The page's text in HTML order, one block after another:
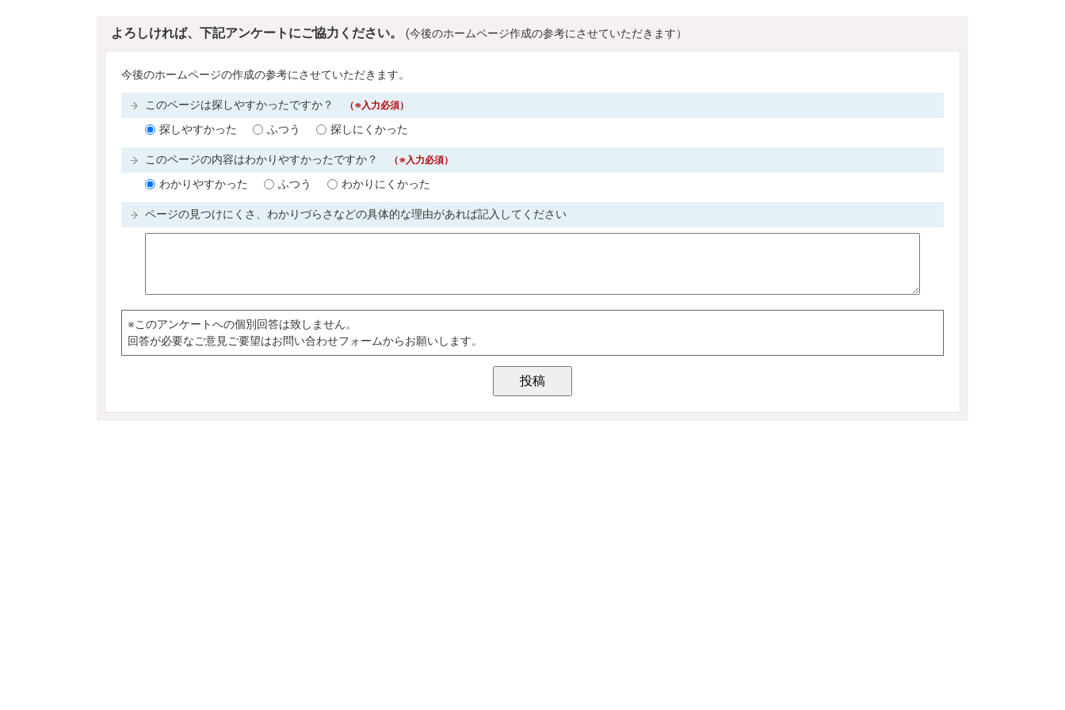
よろしければ、下記アンケートにご協力ください。 (今後のホームページ作成の参考にさせていただきます）
今後のホームページの作成の参考にさせていただきます。
このページは探しやすかったですか？ （※入力必須）
探しやすかった ふつう 探しにくかった
このページの内容はわかりやすかったですか？ （※入力必須）
わかりやすかった ふつう わかりにくかった
ページの見つけにくさ、わかりづらさなどの具体的な理由があれば記入してください
※このアンケートへの個別回答は致しません。
回答が必要なご意見ご要望はお問い合わせフォームからお願いします。